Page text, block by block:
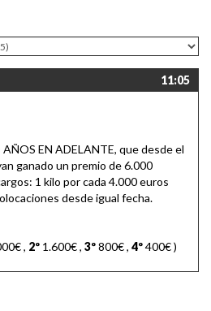
11:05
EN ADELANTE, que desde el
ganado un premio de 6.000
1 kilo por cada 4.000 euros
desde igual fecha.
, 2º 1.600€, 3º800€, 4º400€)